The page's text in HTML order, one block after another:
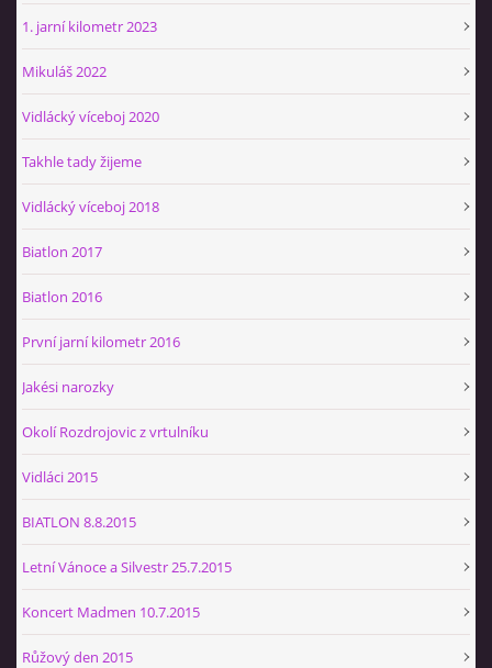
© 2026 eStránky.cz
|
1. jarní kilometr 2023
Mikuláš 2022
Vidlácký víceboj 2020
Takhle tady žijeme
Vidlácký víceboj 2018
Biatlon 2017
Biatlon 2016
První jarní kilometr 2016
Jakési narozky
Okolí Rozdrojovic z vrtulníku
Vidláci 2015
BIATLON 8.8.2015
Letní Vánoce a Silvestr 25.7.2015
Koncert Madmen 10.7.2015
Růžový den 2015